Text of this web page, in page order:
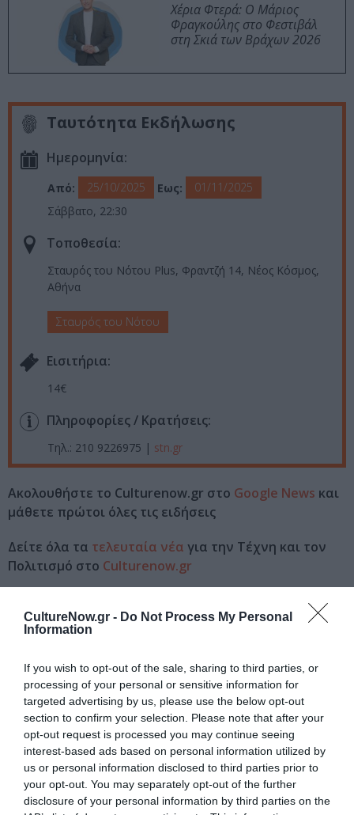
CultureNow.gr - Do Not Process My Personal
Information
If you wish to opt-out of the sale, sharing to third parties, or
processing of your personal or sensitive information for
targeted advertising by us, please use the below opt-out
section to confirm your selection. Please note that after your
opt-out request is processed you may continue seeing
interest-based ads based on personal information utilized by
us or personal information disclosed to third parties prior to
your opt-out. You may separately opt-out of the further
disclosure of your personal information by third parties on the
Χέρια Φτερά: Ο Μάριος
Φραγκούλης στο Φεστιβάλ
στη Σκιά των Βράχων 2026
Ταυτότητα Εκδήλωσης
Ημερομηνία:
Από: 25/10/2025 Εως:
01/11/2025
Σάββατο, 22:30
Τοποθεσία:
Σταυρός του Νότου Plus, Φραντζή 14, Νέος Κόσμος,
Αθήνα
Σταυρός του Νότου
Eισιτήρια:
14€
Πληροφορίες / Κρατήσεις:
Τηλ.: 210 9226975 | stn.gr
Ακολουθήστε το Culturenow.gr στο Google News και
μάθετε πρώτοι όλες τις ειδήσεις
Δείτε όλα τα τελευταία νέα για την Τέχνη και τον
Πολιτισμό στο Culturenow.gr
ΑΛΚΙΒΙΑΔΗΣ ΚΩΝΣΤΑΝΤΟΠΟΥΛΟΣ
ΕΝΤΕΧΝΟ - ΛΑΪΚΟ - ΠΑΡΑΔΟΣΙΑΚΗ
ΛΕΥΤΕΡΗΣ ΕΛΕΥΘΕΡΙΟΥ
ΣΥΝΑΥΛΙΕΣ 2025
Newsletter
Κάθε βδομάδα στο e-mail σας τα τελευταία νέα για